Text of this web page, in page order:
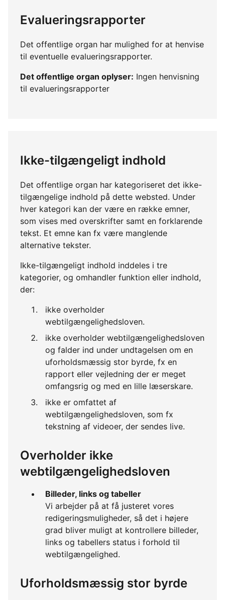
Evalueringsrapporter
Det offentlige organ har mulighed for at henvise
til eventuelle evalueringsrapporter.
Det offentlige organ oplyser: Ingen henvisning
til evalueringsrapporter
Ikke-tilgængeligt indhold
Det offentlige organ har kategoriseret det ikke-
tilgængelige indhold på dette websted. Under
hver kategori kan der være en række emner,
som vises med overskrifter samt en forklarende
tekst. Et emne kan fx være manglende
alternative tekster.
Ikke-tilgængeligt indhold inddeles i tre
kategorier, og omhandler funktion eller indhold,
der:
ikke overholder
webtilgængelighedsloven.
ikke overholder webtilgængelighedsloven
og falder ind under undtagelsen om en
uforholdsmæssig stor byrde, fx en
rapport eller vejledning der er meget
omfangsrig og med en lille læserskare.
ikke er omfattet af
webtilgængelighedsloven, som fx
tekstning af videoer, der sendes live.
Overholder ikke
webtilgængelighedsloven
Billeder, links og tabeller
Vi arbejder på at få justeret vores
redigeringsmuligheder, så det i højere
grad bliver muligt at kontrollere billeder,
links og tabellers status i forhold til
webtilgængelighed.
Uforholdsmæssig stor byrde